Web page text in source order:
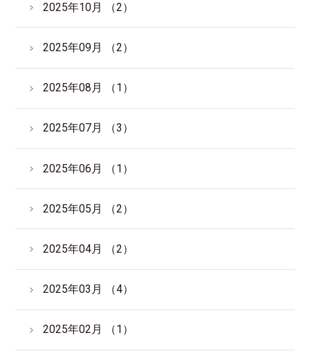
2025年10月 （2）
2025年09月 （2）
2025年08月 （1）
2025年07月 （3）
2025年06月 （1）
2025年05月 （2）
2025年04月 （2）
2025年03月 （4）
2025年02月 （1）